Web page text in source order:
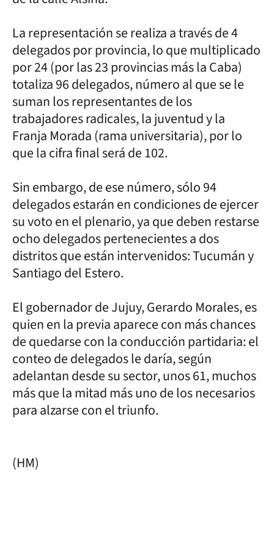
La representación se realiza a través de 4
delegados por provincia, lo que multiplicado
por 24 (por las 23 provincias más la Caba)
totaliza 96 delegados, número al que se le
suman los representantes de los
trabajadores radicales, la juventud y la
Franja Morada (rama universitaria), por lo
que la cifra final será de 102.
Sin embargo, de ese número, sólo 94
delegados estarán en condiciones de ejercer
su voto en el plenario, ya que deben restarse
ocho delegados pertenecientes a dos
distritos que están intervenidos: Tucumán y
Santiago del Estero.
El gobernador de Jujuy, Gerardo Morales, es
quien en la previa aparece con más chances
de quedarse con la conducción partidaria: el
conteo de delegados le daría, según
adelantan desde su sector, unos 61, muchos
más que la mitad más uno de los necesarios
para alzarse con el triunfo.
(HM)